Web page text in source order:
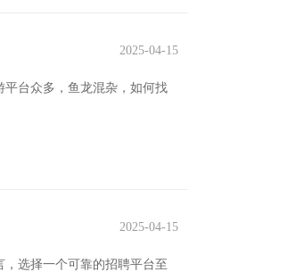
2025-04-15
台众多，鱼龙混杂，如何找
2025-04-15
选择一个可靠的招聘平台至